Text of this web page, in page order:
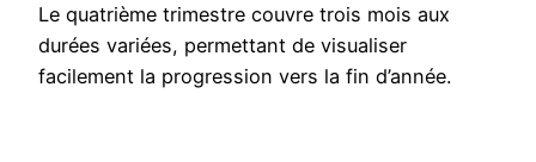
Le quatrième trimestre couvre trois mois aux
durées variées, permettant de visualiser
facilement la progression vers la fin d’année.